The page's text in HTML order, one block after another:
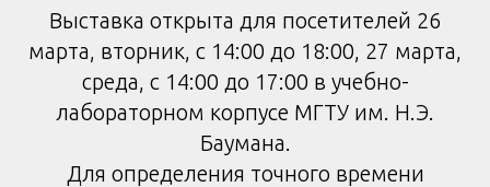
Выставка открыта для посетителей 26
марта, вторник, с 14:00 до 18:00, 27 марта,
среда, с 14:00 до 17:00 в учебно-
лабораторном корпусе МГТУ им. Н.Э.
Баумана.
Для определения точного времени